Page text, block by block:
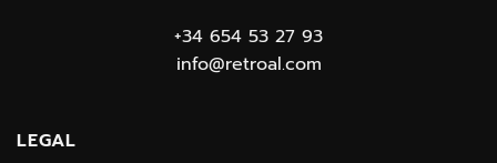
experiencia fabulosa. Lo único que me falta es
tiempo para poder disfrutarla tanto como me
gustaría…muchas gracias Pedro!!
+34 654 53 27 93
info@retroal.com
LEGAL